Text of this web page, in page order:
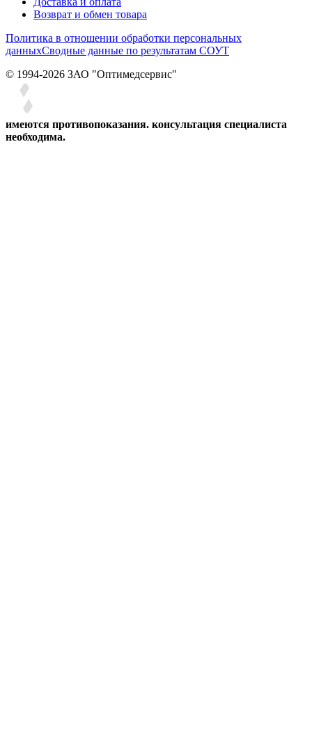
Возврат и обмен товара
Политика в отношении обработки персональных
данныхСводные данные по результатам СОУТ
© 1994-2026 ЗАО ″Оптимедсервис″
имеются противопоказания. консультация специалиста
необходима.